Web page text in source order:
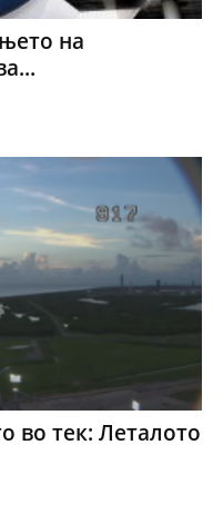
на
во тек: Леталото